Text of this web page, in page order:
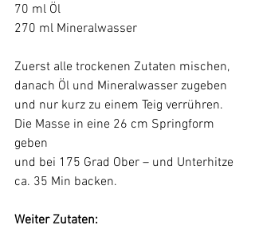
70 ml Öl
270 ml Mineralwasser
Zuerst alle trockenen Zutaten mischen,
danach Öl und Mineralwasser zugeben
und nur kurz zu einem Teig verrühren.
Die Masse in eine 26 cm Springform
geben
und bei 175 Grad Ober – und Unterhitze
ca. 35 Min backen.
Weiter Zutaten: